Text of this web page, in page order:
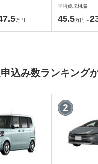
万円
平均買取相場
45.5万円～
込み数ランキング
2